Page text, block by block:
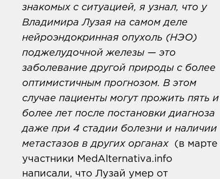
знакомых с ситуацией, я узнал, что у
Владимира Лузая на самом деле
нейроэндокринная опухоль (НЭО)
поджелудочной железы — это
заболевание другой природы с более
оптимистичным прогнозом. В этом
случае пациенты могут прожить пять и
более лет после постановки диагноза
даже при 4 стадии болезни и наличии
метастазов в других органах (в марте
участники MedAlternativa.info
написали, что Лузай умер от